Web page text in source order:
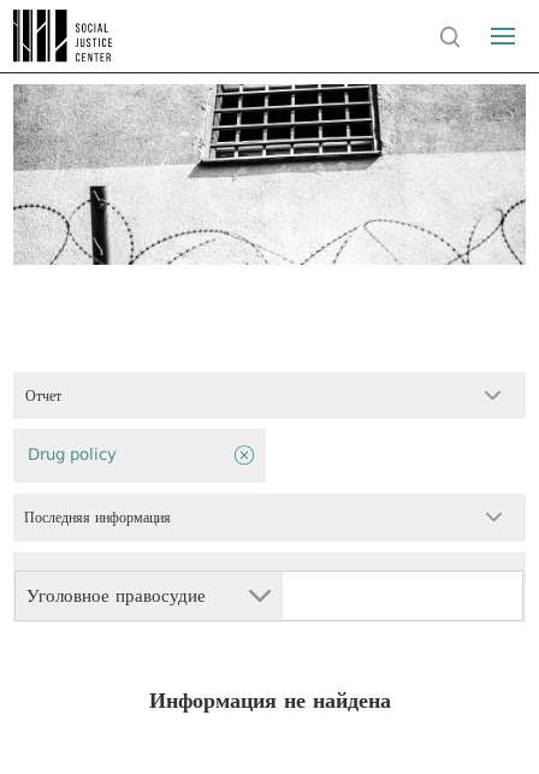
Отчет
Уголовное правосудие
Drug policy
Последняя информация
Информация не найдена